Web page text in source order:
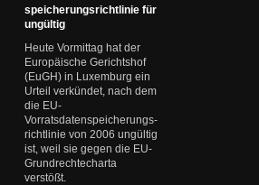
speicherungsrichtlinie für
ungültig
Heute Vormittag hat der
Europäische Gerichtshof
(EuGH) in Luxemburg ein
Urteil verkündet, nach dem
die EU-
Vorratsdatenspeicherungs-
richtlinie von 2006 ungültig
ist, weil sie gegen die EU-
Grundrechtecharta
verstößt.